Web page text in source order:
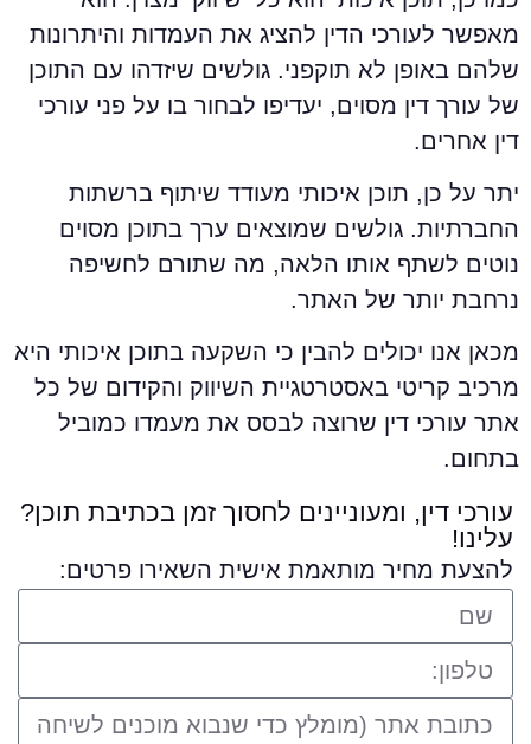
מאפשר לעורכי הדין להציג את העמדות והיתרונות
שלהם באופן לא תוקפני. גולשים שיזדהו עם התוכן
של עורך דין מסוים, יעדיפו לבחור בו על פני עורכי
דין אחרים.
יתר על כן, תוכן איכותי מעודד שיתוף ברשתות
החברתיות. גולשים שמוצאים ערך בתוכן מסוים
נוטים לשתף אותו הלאה, מה שתורם לחשיפה
נרחבת יותר של האתר.
מכאן אנו יכולים להבין כי השקעה בתוכן איכותי היא
מרכיב קריטי באסטרטגיית השיווק והקידום של כל
אתר עורכי דין שרוצה לבסס את מעמדו כמוביל
בתחום.
עורכי דין, ומעוניינים לחסוך זמן בכתיבת תוכן?
עלינו!
להצעת מחיר מותאמת אישית השאירו פרטים: